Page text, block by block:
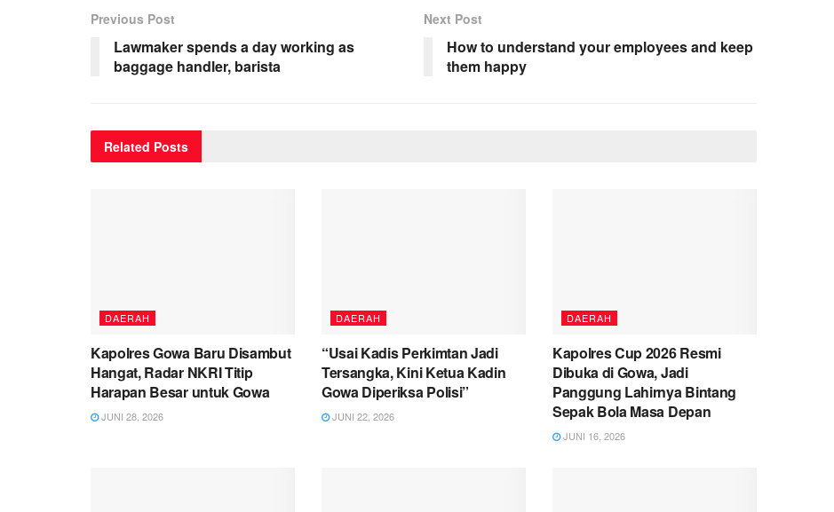
Previous Post
Lawmaker spends a day working as
baggage handler, barista
Next Post
How to understand your employees and keep
them happy
Related Posts
DAERAH
Kapolres Gowa Baru Disambut
Hangat, Radar NKRI Titip
Harapan Besar untuk Gowa
JUNI 28, 2026
DAERAH
“Usai Kadis Perkimtan Jadi
Tersangka, Kini Ketua Kadin
Gowa Diperiksa Polisi”
JUNI 22, 2026
DAERAH
Kapolres Cup 2026 Resmi
Dibuka di Gowa, Jadi
Panggung Lahirnya Bintang
Sepak Bola Masa Depan
JUNI 16, 2026